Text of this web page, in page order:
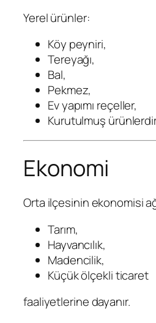
Yerel ürünler:
Köy peyniri,
Tereyağı,
Bal,
Pekmez,
Ev yapımı reçeller,
Kurutulmuş
Ekonomi
Orta ilçesinin ekonomisi
Tarım,
Hayvancılık,
Madencilik,
Küçük ölçekli ticaret
faaliyetlerine dayanır.